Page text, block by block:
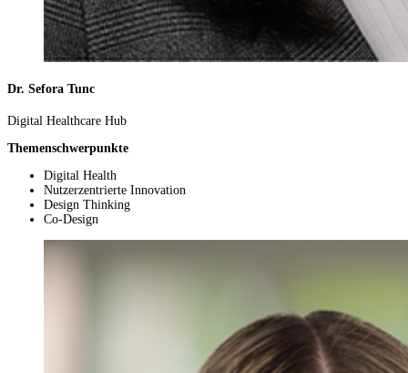
Dr. Sefora Tunc
Digital Healthcare Hub
Themenschwerpunkte
Digital Health
Nutzerzentrierte Innovation
Design Thinking
Co-Design